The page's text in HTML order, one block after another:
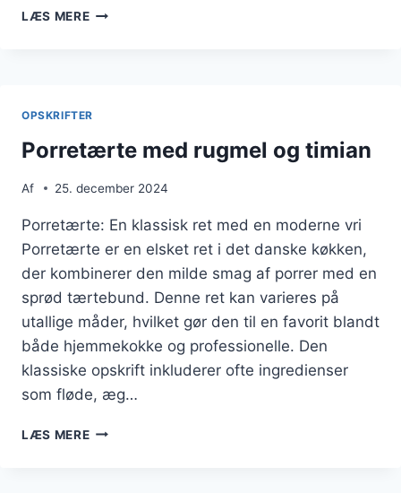
LÆS MEREPORRETÆRTE
OPSKRIFTER
Porretærte med rugmel og timian
Af 25. december 2024
Porretærte: En klassisk ret med en moderne vri
Porretærte er en elsket ret i det danske køkken,
der kombinerer den milde smag af porrer med en
sprød tærtebund. Denne ret kan varieres på
utallige måder, hvilket gør den til en favorit blandt
både hjemmekokke og professionelle. Den
klassiske opskrift inkluderer ofte ingredienser
som fløde, æg…
LÆS MEREPORRETÆRTE